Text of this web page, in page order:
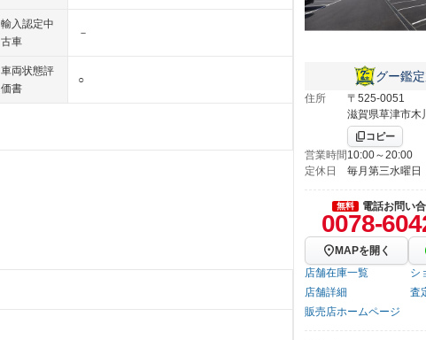
輸入認定中
古車
－
車両状態評
価書
○ グー鑑
住所
〒525-0051
滋賀県草津市木
コピー
営業時間 10:00～20:00
定休日
毎月第三水曜
無料 電話お問い
0078-
MAPを開く
店舗在庫一覧
シ
店舗詳細
査
販売店ホームページ